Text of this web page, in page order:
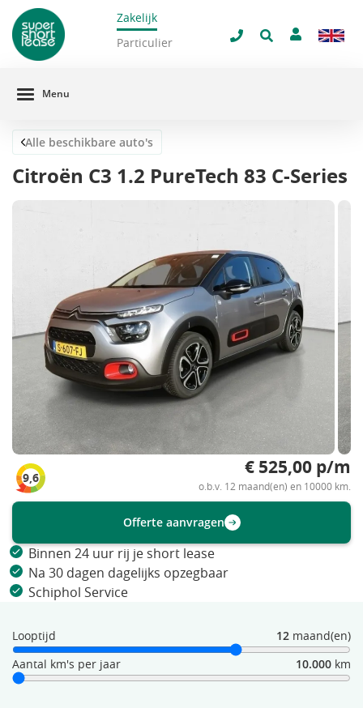
Zakelijk
Particulier
Menu
Alle beschikbare auto's
Citroën C3 1.2 PureTech 83 C-Series
9,6 € 525,00 p/m
o.b.v. 12 maand(en) en 10000 km.
Offerte aanvragen
Binnen 24 uur rij je short lease
Na 30 dagen dagelijks opzegbaar
Schiphol Service
Looptijd 12 maand(en)
Aantal km's per jaar
10.000 km
Sluit